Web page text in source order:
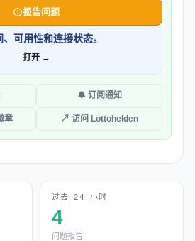
报告问题
可用性和连接状态。
打开 →
🔔 订阅通知
章 ↗ 访问 Lottohelden
过去 24 小时
4
问题报告